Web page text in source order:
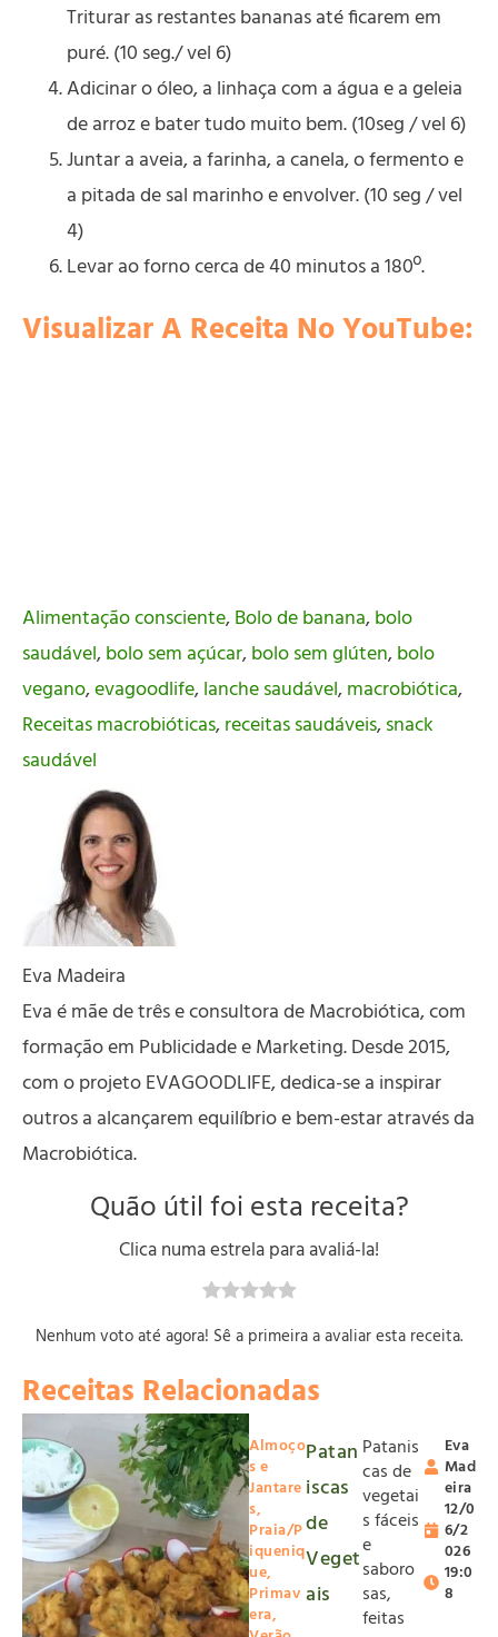
Triturar as restantes bananas até ficarem em
puré. (10 seg./ vel 6)
Adicinar o óleo, a linhaça com a água e a geleia
de arroz e bater tudo muito bem. (10seg / vel 6)
Juntar a aveia, a farinha, a canela, o fermento e
a pitada de sal marinho e envolver. (10 seg / vel
4)
Levar ao forno cerca de 40 minutos a 180º.
Visualizar A Receita No YouTube:
Alimentação consciente,Bolo de banana,bolo
saudável,bolo sem açúcar,bolo sem glúten,bolo
vegano,evagoodlife,lanche saudável,macrobiótica,
Receitas macrobióticas,receitas saudáveis,snack
saudável
Eva Madeira
Eva é mãe de três e consultora de Macrobiótica, com
formação em Publicidade e Marketing. Desde 2015,
com o projeto EVAGOODLIFE, dedica-se a inspirar
outros a alcançarem equilíbrio e bem-estar através da
Macrobiótica.
Quão útil foi esta receita?
Clica numa estrela para avaliá-la!
Nenhum voto até agora! Sê a primeira a avaliar esta receita.
Receitas Relacionadas
Almoço
s e
Jantare
s,
Praia/P
iqueniq
ue,
Primav
era,
Patan
iscas
de
Veget
ais
Patanis
cas de
vegetai
s fáceis
e
saboro
sas,
feitas
Eva
Mad
eira
12/0
6/2
026
19:0
8